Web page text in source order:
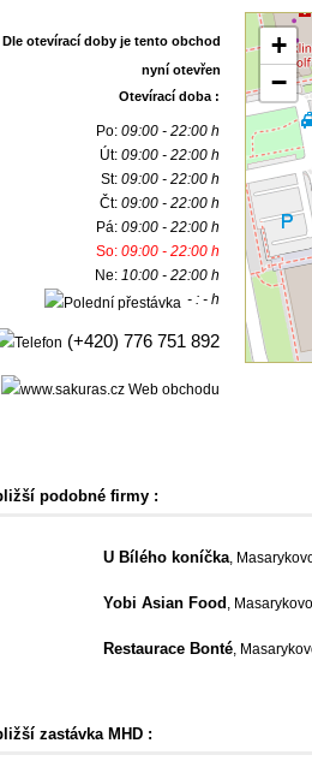
Otevírací doba :
Po: 09:00 - 22:00 h
Út: 09:00 - 22:00 h
St: 09:00 - 22:00 h
Čt: 09:00 - 22:00 h
Pá: 09:00 - 22:00 h
So: 09:00 - 22:00 h
Ne: 10:00 - 22:00 h
- : - h
(+420) 776 751 892
Web obchodu
+
−
podobné firmy :
U Bílého koníčka,
Yobi Asian Food ,
Restaurace Bonté,
zastávka MHD :